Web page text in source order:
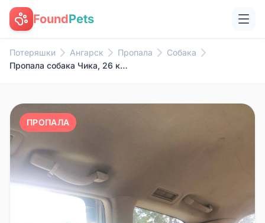
FoundPets
Потеряшки Ангарск Пропала
Собака
Пропала собака Чика, 26 квартал, Ангарск
ПРОПАЛА